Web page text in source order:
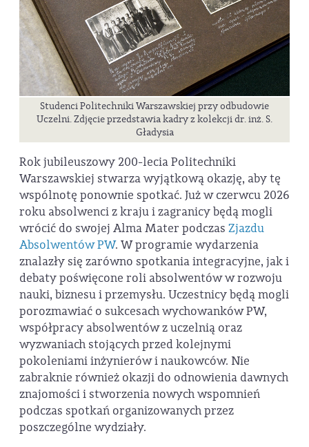
Studenci Politechniki Warszawskiej przy odbudowie
Uczelni. Zdjęcie przedstawia kadry z kolekcji dr. inż. S.
Gładysia
Rok jubileuszowy 200-lecia Politechniki
Warszawskiej stwarza wyjątkową okazję, aby tę
wspólnotę ponownie spotkać. Już w czerwcu 2026
roku absolwenci z kraju i zagranicy będą mogli
wrócić do swojej Alma Mater podczas Zjazdu
Absolwentów PW. W programie wydarzenia
znalazły się zarówno spotkania integracyjne, jak i
debaty poświęcone roli absolwentów w rozwoju
nauki, biznesu i przemysłu. Uczestnicy będą mogli
porozmawiać o sukcesach wychowanków PW,
współpracy absolwentów z uczelnią oraz
wyzwaniach stojących przed kolejnymi
pokoleniami inżynierów i naukowców. Nie
zabraknie również okazji do odnowienia dawnych
znajomości i stworzenia nowych wspomnień
podczas spotkań organizowanych przez
poszczególne wydziały.